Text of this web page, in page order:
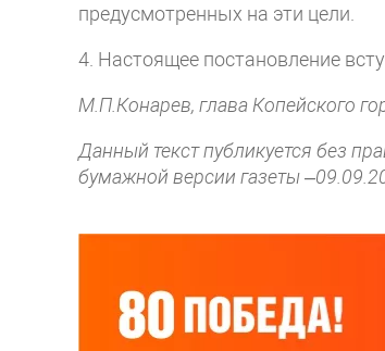
предусмотренных на эти цели.
4. Настоящее постановление
М.П.Конарев, глава Копейского
Данный текст публикуется без
бумажной версии газеты